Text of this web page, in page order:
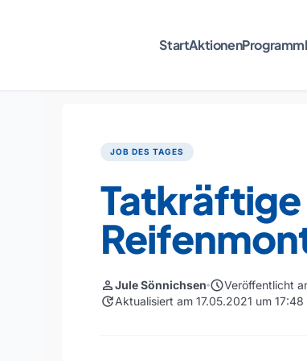
StartAktionenProgramm
JOB DES TAGES
Tatkräftige
personJule Sönnichsen scheduleVeröffentlicht
updateAktualisiert am 17.05.2021 um 17:48